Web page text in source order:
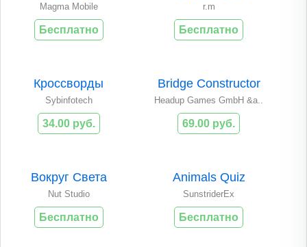
Magma Mobile
Бесплатно
r.m
Бесплатно
Кроссворды
Sybinfotech
34.00 руб.
Bridge Constructor
Headup Games GmbH &a..
69.00 руб.
Вокруг Света
Nut Studio
Бесплатно
Animals Quiz
SunstriderEx
Бесплатно